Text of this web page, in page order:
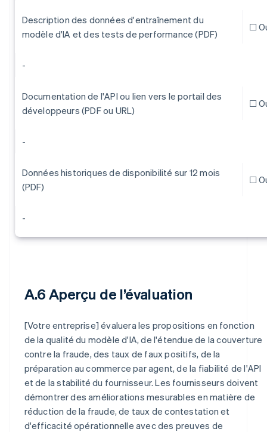
Description des données d'entraînement du
modèle d'IA et des tests de performance (PDF)
☐
-
Documentation de l'API ou lien vers le portail des
développeurs (PDF ou URL)
☐
-
Données historiques de disponibilité sur 12 mois
(PDF)
☐
-
A.6 Aperçu de l’évaluation
[Votre entreprise] évaluera les propositions en fonction
de la qualité du modèle d'IA, de l'étendue de la couverture
contre la fraude, des taux de faux positifs, de la
préparation au commerce par agent, de la fiabilité de l'API
et de la stabilité du fournisseur. Les fournisseurs doivent
démontrer des améliorations mesurables en matière de
réduction de la fraude, de taux de contestation et
d'efficacité opérationnelle avec des preuves de